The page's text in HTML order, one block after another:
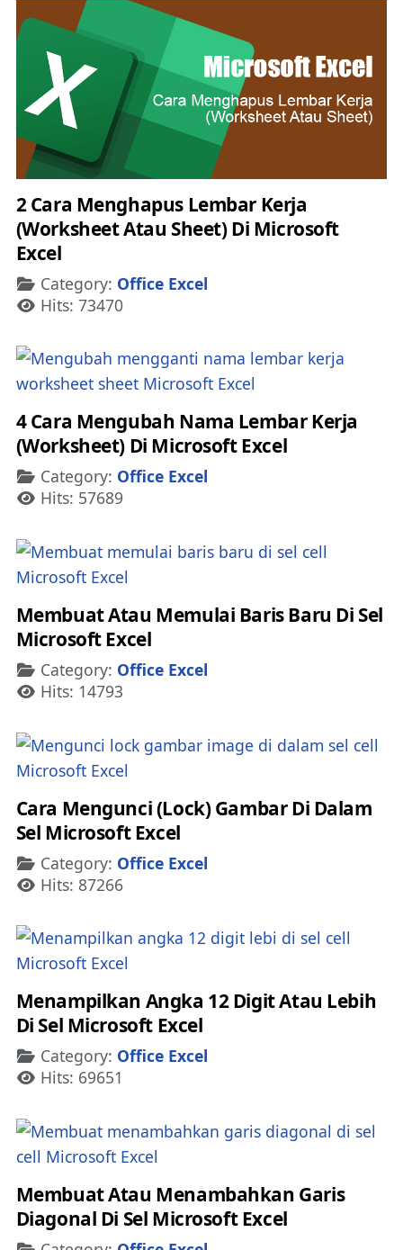
2 Cara Menghapus Lembar Kerja
(Worksheet Atau Sheet) Di Microsoft
Excel
Details
Category: Office Excel
Hits: 73470
4 Cara Mengubah Nama Lembar Kerja
(Worksheet) Di Microsoft Excel
Details
Category: Office Excel
Hits: 57689
Membuat Atau Memulai Baris Baru Di Sel
Microsoft Excel
Details
Category: Office Excel
Hits: 14793
Cara Mengunci (Lock) Gambar Di Dalam
Sel Microsoft Excel
Details
Category: Office Excel
Hits: 87266
Menampilkan Angka 12 Digit Atau Lebih
Di Sel Microsoft Excel
Details
Category: Office Excel
Hits: 69651
Membuat Atau Menambahkan Garis
Diagonal Di Sel Microsoft Excel